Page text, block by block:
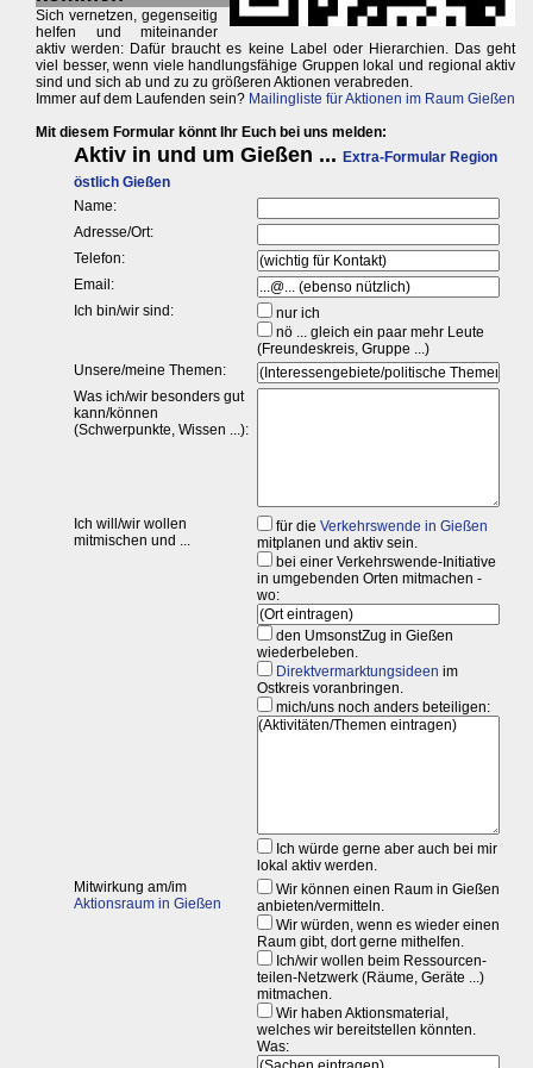
Sich vernetzen, gegenseitig
helfen und miteinander
aktiv werden: Dafür braucht es keine Label oder Hierarchien. Das geht
viel besser, wenn viele handlungsfähige Gruppen lokal und regional aktiv
sind und sich ab und zu zu größeren Aktionen verabreden.
Immer auf dem Laufenden sein? Mailingliste für Aktionen im Raum Gießen
Mit diesem Formular könnt Ihr Euch bei uns melden: